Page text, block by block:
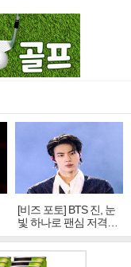
[비즈 포토] BTS 진, 눈
빛 하나로 팬심 저격…
독보적 카리스마